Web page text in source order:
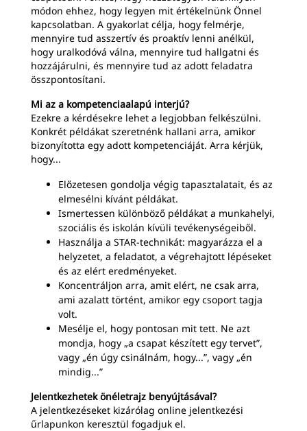
módon ehhez, hogy legyen mit értékelnünk Önnel
kapcsolatban. A gyakorlat célja, hogy felmérje,
mennyire tud asszertív és proaktív lenni anélkül,
hogy uralkodóvá válna, mennyire tud hallgatni és
hozzájárulni, és mennyire tud az adott feladatra
összpontosítani.
Mi az a kompetenciaalapú interjú?
Ezekre a kérdésekre lehet a legjobban felkészülni.
Konkrét példákat szeretnénk hallani arra, amikor
bizonyította egy adott kompetenciáját. Arra kérjük,
hogy...
Előzetesen gondolja végig tapasztalatait, és az
elmesélni kívánt példákat.
Ismertessen különböző példákat a munkahelyi,
szociális és iskolán kívüli tevékenységeiből.
Használja a STAR-technikát: magyarázza el a
helyzetet, a feladatot, a végrehajtott lépéseket
és az elért eredményeket.
Koncentráljon arra, amit elért, ne csak arra,
ami azalatt történt, amikor egy csoport tagja
volt.
Mesélje el, hogy pontosan mit tett. Ne azt
mondja, hogy „a csapat készített egy tervet”,
vagy „én úgy csinálnám, hogy...”, vagy „én
mindig...”
Jelentkezhetek önéletrajz benyújtásával?
A jelentkezéseket kizárólag online jelentkezési
űrlapunkon keresztül fogadjuk el.